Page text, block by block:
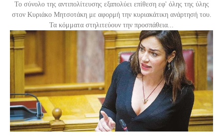
Το σύνολο της αντιπολίτευσης εξαπολύει επίθεση εφ' όλης της ύλης
στον Κυριάκο Μητσοτάκη με αφορμή την κυριακάτικη ανάρτησή του.
Τα κόμματα στηλιτεύουν την προσπάθεια...